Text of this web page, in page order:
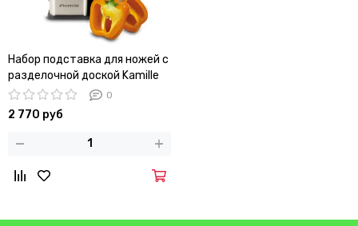
Набор подставка для ножей с
разделочной доской Kamille
KM-7610
0
2 770 руб